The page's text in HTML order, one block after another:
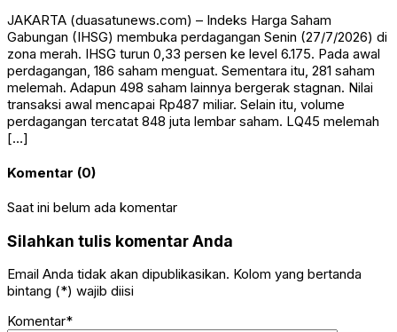
JAKARTA (duasatunews.com) – Indeks Harga Saham
Gabungan (IHSG) membuka perdagangan Senin (27/7/2026) di
zona merah. IHSG turun 0,33 persen ke level 6.175. Pada awal
perdagangan, 186 saham menguat. Sementara itu, 281 saham
melemah. Adapun 498 saham lainnya bergerak stagnan. Nilai
transaksi awal mencapai Rp487 miliar. Selain itu, volume
perdagangan tercatat 848 juta lembar saham. LQ45 melemah
[…]
Komentar (0)
Saat ini belum ada komentar
Silahkan tulis komentar Anda
Email Anda tidak akan dipublikasikan. Kolom yang bertanda
bintang (*) wajib diisi
Komentar*